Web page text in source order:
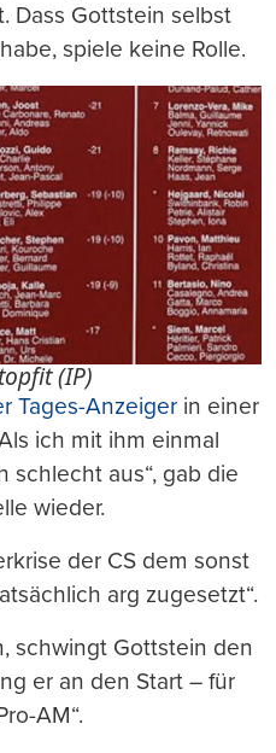
Dass Gottstein selbst
spiele keine Rolle.
(IP)
Tages-Anzeiger in einer
ich mit ihm einmal
schlecht aus“, gab die
wieder.
der CS dem sonst
arg zugesetzt“.
schwingt Gottstein den
er an den Start – für
AM“.